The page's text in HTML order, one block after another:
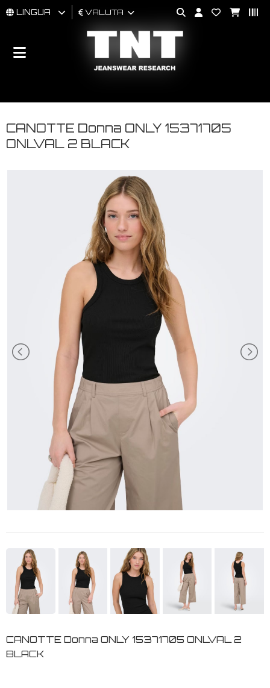
UOMO
BRAND
LINGUA VALUTA
CANOTTE Donna ONLY 15371705
ONLVAL 2 BLACK
CANOTTE Donna ONLY 15371705 ONLVAL 2
BLACK